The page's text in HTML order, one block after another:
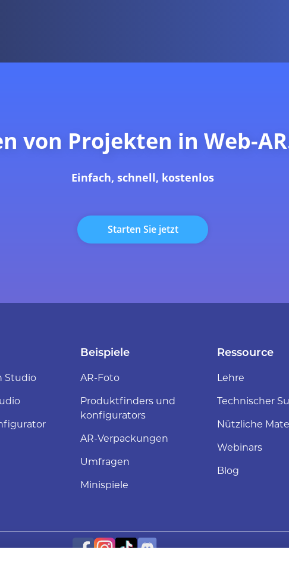
von Projekten in Web-
Einfach, schnell, kostenlos
Starten Sie jetzt
Studio
Beispiele
AR-Foto
Produktfinders und
konfigurators
AR-Verpackungen
Umfragen
Minispiele
Ressource
Lehre
Technischer
Nützliche
Webinars
Blog